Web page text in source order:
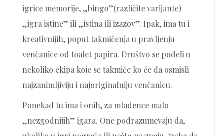
igrice memorije, „bingo”(različite varijante)
„igra istine” ili „istina ili izazov”. Ipak, ima tu i
kreativnijih, poput takmičenja u pravljenju
venčanice od toalet papira. Društvo se podeli u
nekoliko ekipa koje se takmiče ko će da osmisli
najzanimljiviju i najoriginalniju venčanicu.
Ponekad tu ima i onih, za mladence malo
„nezgodnijih” igara. One podrazumevaju da,